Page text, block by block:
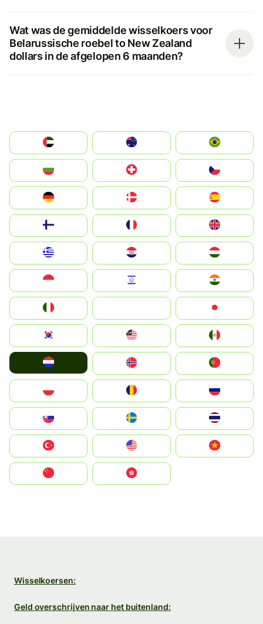
Wat was de gemiddelde wisselkoers voor
Belarussische roebel to New Zealand
dollars in de afgelopen 6 maanden?
الإمارات العربية المتحدة
Switzerland
Deutschland
United Kingdom
Magyarország
South Korea
United States
中國香港特別行政區
Wisselkoersen:
Geld overschrijven naar het buitenland: